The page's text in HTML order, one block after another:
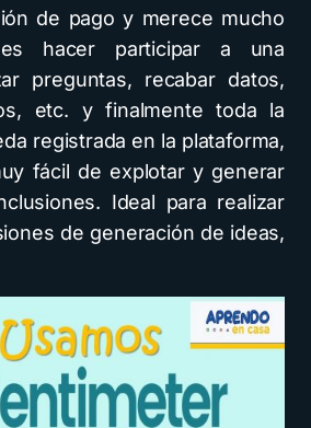
de pago y merece mucho
hacer participar a una
preguntas, recabar datos,
etc. y finalmente toda la
registrada en la plataforma,
fácil de explotar y generar
Ideal para realizar
de generación de ideas,